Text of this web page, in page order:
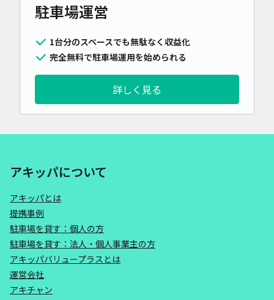
駐車場運営
1台分のスペースでも無駄なく収益化
完全無料で駐車場運用を始められる
詳しく見る
アキッパについて
アキッパとは
提携事例
駐車場を貸す：個人の方
駐車場を貸す：法人・個人事業主の方
アキッパバリュープラスとは
運営会社
アキチャン